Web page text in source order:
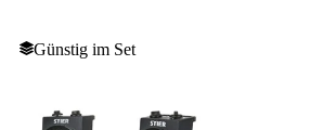
Günstig im Set